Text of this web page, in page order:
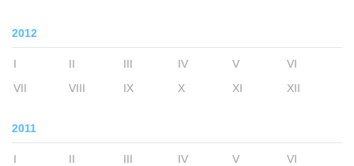
2012
I II III IV V
VI
VII
VIII IX X XI XII
2011
I II III IV V
VI